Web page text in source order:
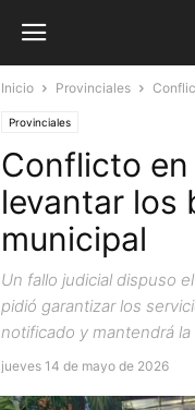
Inicio Provinciales
Provinciales
Conflicto en
levantar los
municipal
Un fallo judicial dispuso
pidió garantizar los
notificado y mantendrá
jueves 14 de mayo de 2026